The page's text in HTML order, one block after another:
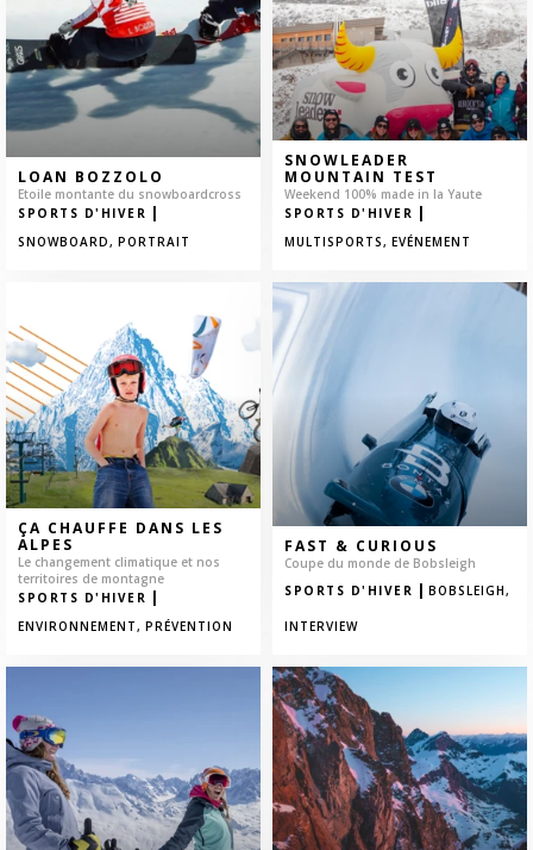
LOAN BOZZOLO
Etoile montante du snowboardcross
SPORTS D'HIVER |
SNOWBOARD, PORTRAIT
SNOWLEADER
MOUNTAIN TEST
Weekend 100% made in la Yaute
SPORTS D'HIVER |
MULTISPORTS, EVÉNEMENT
ÇA CHAUFFE DANS LES
ALPES
Le changement climatique et nos
territoires de montagne
SPORTS D'HIVER |
ENVIRONNEMENT, PRÉVENTION
FAST & CURIOUS
Coupe du monde de Bobsleigh
SPORTS D'HIVER | BOBSLEIGH,
INTERVIEW